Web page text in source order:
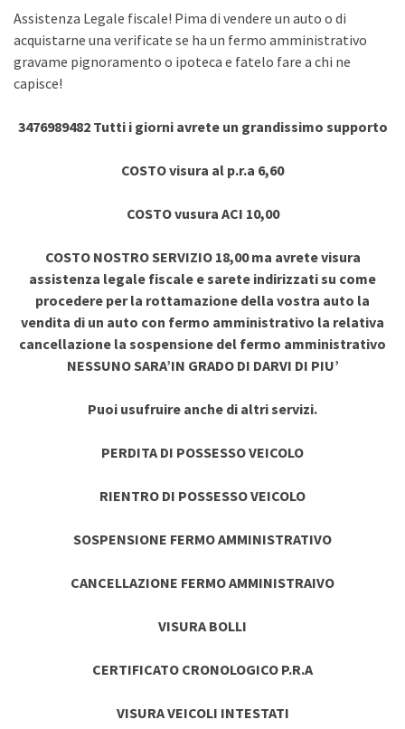
Assistenza Legale fiscale! Pima di vendere un auto o di
acquistarne una verificate se ha un fermo amministrativo
gravame pignoramento o ipoteca e fatelo fare a chi ne
capisce!
3476989482 Tutti i giorni avrete un grandissimo supporto
COSTO visura al p.r.a 6,60
COSTO vusura ACI 10,00
COSTO NOSTRO SERVIZIO 18,00 ma avrete visura
assistenza legale fiscale e sarete indirizzati su come
procedere per la rottamazione della vostra auto la
vendita di un auto con fermo amministrativo la relativa
cancellazione la sospensione del fermo amministrativo
NESSUNO SARA’IN GRADO DI DARVI DI PIU’
Puoi usufruire anche di altri servizi.
PERDITA DI POSSESSO VEICOLO
RIENTRO DI POSSESSO VEICOLO
SOSPENSIONE FERMO AMMINISTRATIVO
CANCELLAZIONE FERMO AMMINISTRAIVO
VISURA BOLLI
CERTIFICATO CRONOLOGICO P.R.A
VISURA VEICOLI INTESTATI